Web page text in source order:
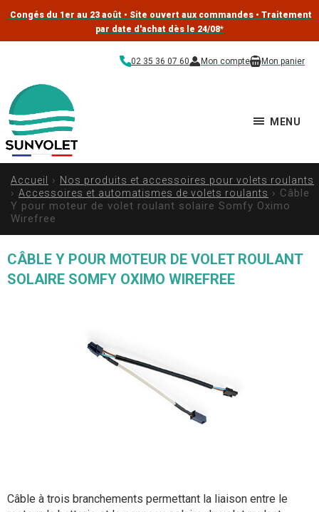
Congés du 1er au 23 août • Site ouvert aux commandes • Traitement
par date d'achat dès le 24/08*
02 35 36 07 60 Mon compte Mon panier
MENU
Accueil › Nos produits et accessoires pour volets roulants
› Accessoires et automatismes de volets roulants › Câble
Y pour moteur de volet roulant solaire Somfy Oximo
Wirefree
CÂBLE Y POUR MOTEUR DE VOLET ROULANT
SOLAIRE SOMFY OXIMO WIREFREE
Câble à trois branchements permettant la liaison entre le